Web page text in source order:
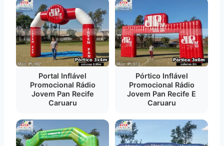
Portal Inflável
Promocional Rádio
Jovem Pan Recife
Caruaru
Pórtico Inflável
Promocional Rádio
Jovem Pan Recife E
Caruaru